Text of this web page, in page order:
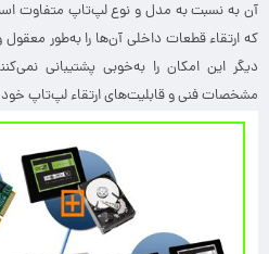
آن به نسبت به مدل و نوع لپ‌تاپ متفاوت
که ارتقاء قطعات داخلی آن‌ها را به‌طور
دیگر این امکان را به‌خوبی پشتیبانی
مشخصات فنی و قابلیت‌های ارتقاء لپ‌تاپ خود